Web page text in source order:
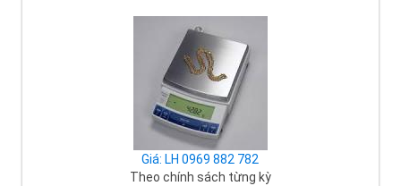
Giá: LH 0969 882 782
Theo chính sách từng kỳ